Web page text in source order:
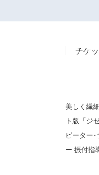
チケッ
美しく繊
ト版「ジ
ピーター
ー 振付指